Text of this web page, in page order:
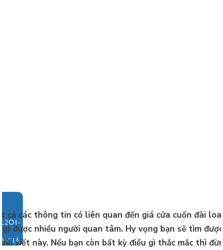
GIÁ
cả các thông tin có liên quan đến giá cửa cuốn đài
được nhiều người quan tâm. Hy vọng bạn sẽ tìm
viết này. Nếu bạn còn bất kỳ điều gì thắc mắc thì